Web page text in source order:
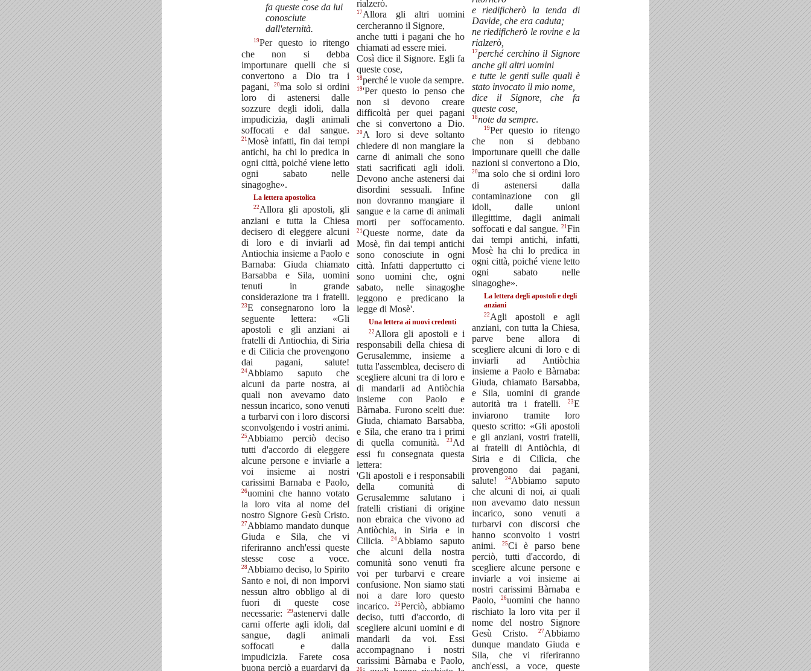
fa queste cose da lui
conosciute
dall'eternità.
19Per questo io ritengo
che non si debba
importunare quelli che si
convertono a Dio tra i
pagani,
20ma solo si ordini
loro di astenersi dalle
sozzure degli idoli, dalla
impudicizia, dagli animali
soffocati e dal sangue.
21 Mosè infatti, fin dai tempi
antichi, ha chi lo predica in
ogni città, poiché viene letto
ogni sabato nelle
sinagoghe».
La lettera apostolica
22Allora gli apostoli, gli
anziani e tutta la Chiesa
decisero di eleggere alcuni
di loro e di inviarli ad
Antiochia insieme a Paolo e
Barnaba: Giuda chiamato
Barsabba e Sila, uomini
tenuti in grande
considerazione tra i fratelli.
23E consegnarono loro la
seguente lettera: «Gli
apostoli e gli anziani ai
fratelli di Antiochia, di Siria
e di Cilicia che provengono
dai pagani, salute!
24Abbiamo saputo che
alcuni da parte nostra, ai
quali non avevamo dato
nessun incarico, sono venuti
a turbarvi con i loro discorsi
sconvolgendo i vostri animi.
25Abbiamo perciò deciso
tutti d'accordo di eleggere
alcune persone e inviarle a
voi insieme ai nostri
carissimi Barnaba e Paolo,
26uomini che hanno votato
la loro vita al nome del
nostro Signore Gesù Cristo.
27Abbiamo mandato dunque
Giuda e Sila, che vi
riferiranno anch'essi queste
stesse cose a voce.
28Abbiamo deciso, lo Spirito
Santo e noi, di non imporvi
nessun altro obbligo al di
fuori di queste cose
necessarie:
29astenervi dalle
carni offerte agli idoli, dal
sangue, dagli animali
soffocati e dalla
impudicizia. Farete cosa
buona perciò a guardarvi da
rialzerò.
17Allora gli altri uomini
cercheranno il Signore,
anche tutti i pagani che ho
chiamati ad essere miei.
Così dice il Signore. Egli fa
queste cose,
18perché le vuole da sempre.
19'Per questo io penso che
non si devono creare
difficoltà per quei pagani
che si convertono a Dio.
20A loro si deve soltanto
chiedere di non mangiare la
carne di animali che sono
stati sacrificati agli idoli.
Devono anche astenersi dai
disordini sessuali. Infine
non dovranno mangiare il
sangue e la carne di animali
morti per soffocamento.
21 Queste norme, date da
Mosè, fin dai tempi antichi
sono conosciute in ogni
città. Infatti dappertutto ci
sono uomini che, ogni
sabato, nelle sinagoghe
leggono e predicano la
legge di Mosè'.
Una lettera ai nuovi credenti
22 Allora gli apostoli e i
responsabili della chiesa di
Gerusalemme, insieme a
tutta l'assemblea, decisero di
scegliere alcuni tra di loro e
di mandarli ad Antiòchia
insieme con Paolo e
Bàrnaba. Furono scelti due:
Giuda, chiamato Barsabba,
e Sila, che erano tra i primi
di quella comunità.
23Ad
essi fu consegnata questa
lettera:
'Gli apostoli e i responsabili
della comunità di
Gerusalemme salutano i
fratelli cristiani di origine
non ebraica che vivono ad
Antiòchia, in Siria e in
Cilicia.
24Abbiamo saputo
che alcuni della nostra
comunità sono venuti fra
voi per turbarvi e creare
confusione. Non siamo stati
noi a dare loro questo
incarico.
25Perciò, abbiamo
deciso, tutti d'accordo, di
scegliere alcuni uomini e di
mandarli da voi. Essi
accompagnano i nostri
carissimi Bàrnaba e Paolo,
26
e riedificherò la tenda di
Davide, che era caduta;
ne riedificherò le rovine e la
rialzerò,
17perché cerchino il Signore
anche gli altri uomini
e tutte le genti sulle quali è
stato invocato il mio nome,
dice il Signore, che fa
queste cose,
18note da sempre.
19Per questo io ritengo
che non si debbano
importunare quelli che dalle
nazioni si convertono a Dio,
20ma solo che si ordini loro
di astenersi dalla
contaminazione con gli
idoli, dalle unioni
illegittime, dagli animali
soffocati e dal sangue. 21 Fin
dai tempi antichi, infatti,
Mosè ha chi lo predica in
ogni città, poiché viene letto
ogni sabato nelle
sinagoghe».
La lettera degli apostoli e degli
anziani
22 Agli apostoli e agli
anziani, con tutta la Chiesa,
parve bene allora di
scegliere alcuni di loro e di
inviarli ad Antiòchia
insieme a Paolo e Bàrnaba:
Giuda, chiamato Barsabba,
e Sila, uomini di grande
autorità tra i fratelli.
23E
inviarono tramite loro
questo scritto: «Gli apostoli
e gli anziani, vostri fratelli,
ai fratelli di Antiòchia, di
Siria e di Cilìcia, che
provengono dai pagani,
salute!
24Abbiamo saputo
che alcuni di noi, ai quali
non avevamo dato nessun
incarico, sono venuti a
turbarvi con discorsi che
hanno sconvolto i vostri
animi.
25Ci è parso bene
perciò, tutti d'accordo, di
scegliere alcune persone e
inviarle a voi insieme ai
nostri carissimi Bàrnaba e
Paolo,
26uomini che hanno
rischiato la loro vita per il
nome del nostro Signore
Gesù Cristo.
27Abbiamo
dunque mandato Giuda e
Sila, che vi riferiranno
anch'essi, a voce, queste